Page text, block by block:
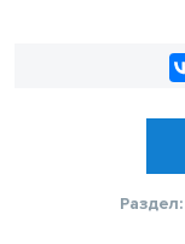
Раздел: